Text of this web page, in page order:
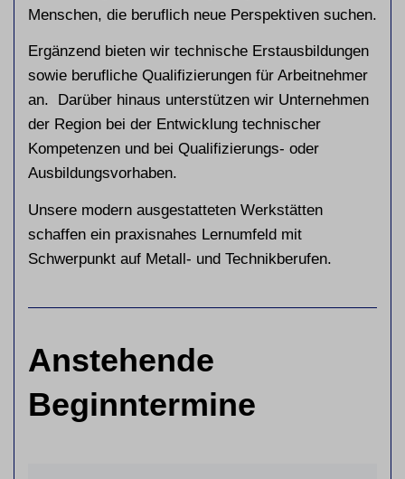
Menschen, die beruflich neue Perspektiven suchen.
Ergänzend bieten wir technische Erstausbildungen
sowie berufliche Qualifizierungen für Arbeitnehmer
an. Darüber hinaus unterstützen wir Unternehmen
der Region bei der Entwicklung technischer
Kompetenzen und bei Qualifizierungs- oder
Ausbildungsvorhaben.
Unsere modern ausgestatteten Werkstätten
schaffen ein praxisnahes Lernumfeld mit
Schwerpunkt auf Metall- und Technikberufen.
Anstehende
Beginntermine